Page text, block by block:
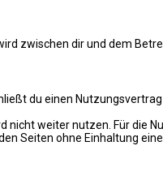
zwischen dir und dem
du einen
weiter nutzen. Für die
Seiten ohne Einhaltung